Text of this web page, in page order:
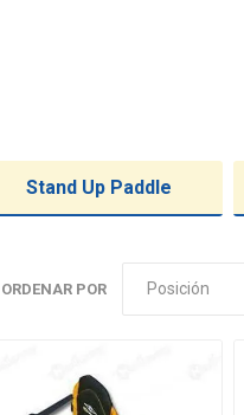
Stand Up Paddle
ORDENAR POR